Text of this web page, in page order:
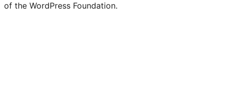
of the WordPress Foundation.